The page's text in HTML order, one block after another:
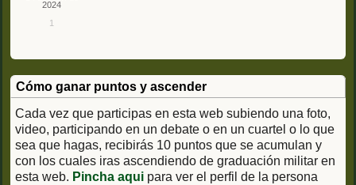
2024
1
Cómo ganar puntos y ascender
Cada vez que participas en esta web subiendo una foto,
video, participando en un debate o en un cuartel o lo que
sea que hagas, recibirás 10 puntos que se acumulan y
con los cuales iras ascendiendo de graduación militar en
esta web. Pincha aqui para ver el perfil de la persona